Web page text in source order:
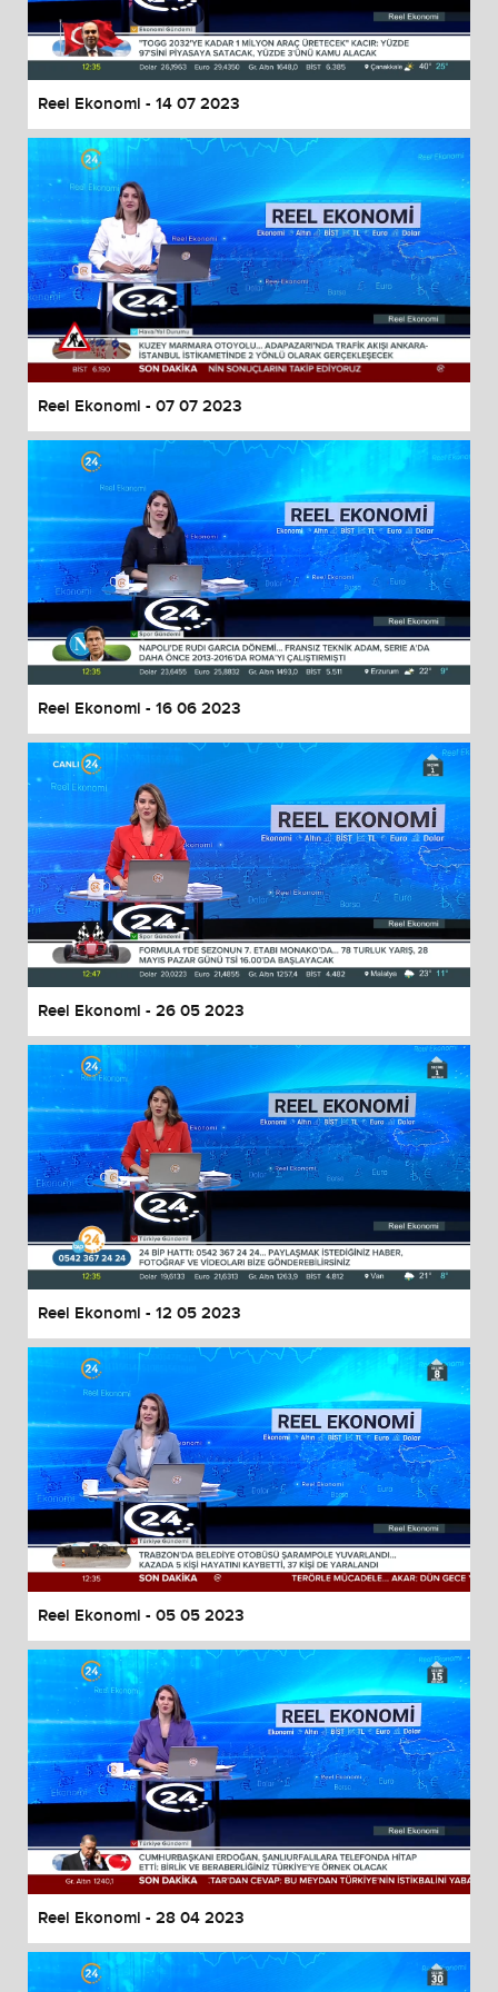
End of dialog window.
Reel Ekonomi - 14 07 2023
Reel Ekonomi - 07 07 2023
Reel Ekonomi - 16 06 2023
Reel Ekonomi - 26 05 2023
Reel Ekonomi - 12 05 2023
Reel Ekonomi - 05 05 2023
Reel Ekonomi - 28 04 2023